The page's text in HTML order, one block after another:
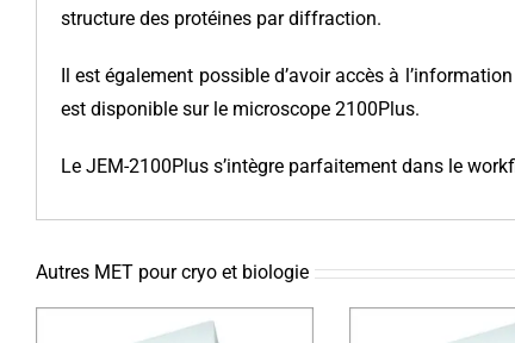
structure des protéines par diffraction.
Il est également possible d’avoir accès à
est disponible sur le microscope 2100Plus.
Le JEM-2100Plus s’intègre parfaitement dans le
Autres MET pour cryo et biologie